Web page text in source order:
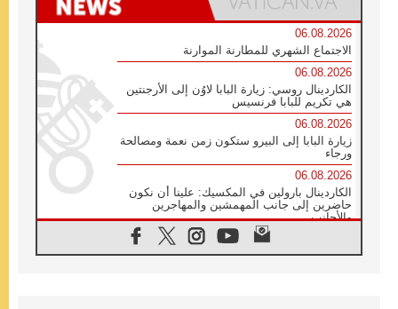
06.08.2026
الاجتماع الشهري للمطارنة الموارنة
06.08.2026
الكاردينال روسي: زيارة البابا لاوُن إلى الأرجنتين
هي تكريم للبابا فرنسيس
06.08.2026
زيارة البابا إلى البيرو ستكون زمن نعمة ومصالحة
ورجاء
06.08.2026
الكاردينال بارولين في المكسيك: علينا أن نكون
حاضرين إلى جانب المهمشين والمهاجرين
والأجانب
البابا لاوُن الرابع عشر للشباب في أسيزي: